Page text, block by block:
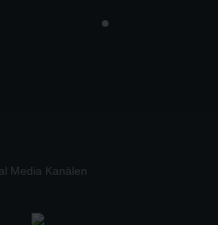
Media Kanälen